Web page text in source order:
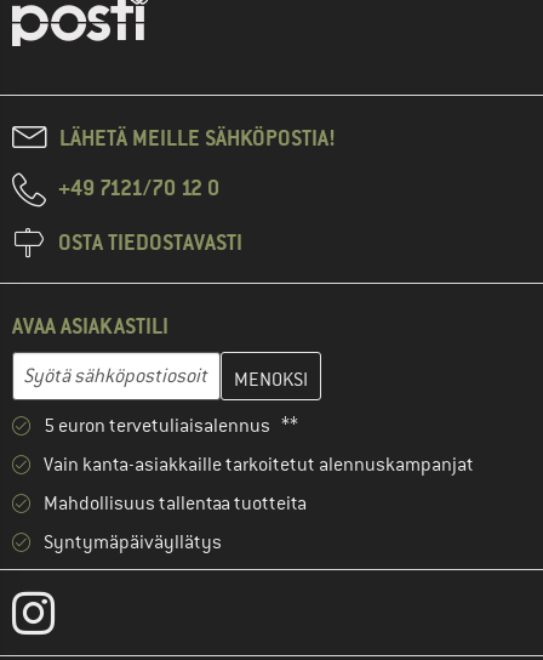
LÄHETÄ MEILLE SÄHKÖPOSTIA!
+49 7121/70 12 0
OSTA TIEDOSTAVASTI
AVAA ASIAKASTILI
Sähköpostiosoite
Anna sähköpostiosoitteesi ja luo seuraavassa vaiheessa
5 euron tervetuliaisalennus **
Vain kanta-asiakkaille tarkoitetut alennuskampanjat
Mahdollisuus tallentaa tuotteita
Syntymäpäiväyllätys